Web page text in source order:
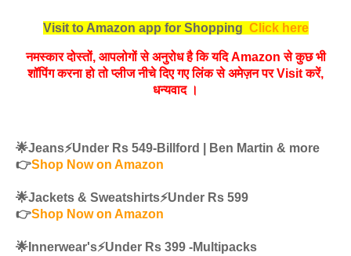
Visit to Amazon app for Shopping Click here
नमस्‍कार दोस्तों, आपलोगों से अनुरोध है कि यदि Amazon से कुछ भी
शॉपिंग करना हो तो प्लीज नीचे दिए गए लिंक से अमेज़न पर Visit करें,
धन्‍यवाद ।
🌟Jeans⚡️Under Rs 549-Billford | Ben Martin & more
👉Shop Now on Amazon
🌟Jackets & Sweatshirts⚡️Under Rs 599
👉Shop Now on Amazon
🌟Innerwear's⚡️Under Rs 399 -Multipacks